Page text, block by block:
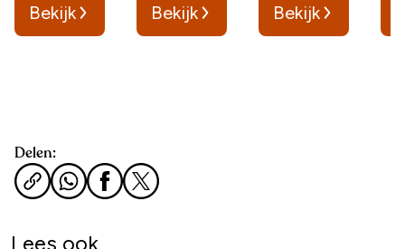
Bekijk
Bekijk
Bekijk
Delen:
Lees ook